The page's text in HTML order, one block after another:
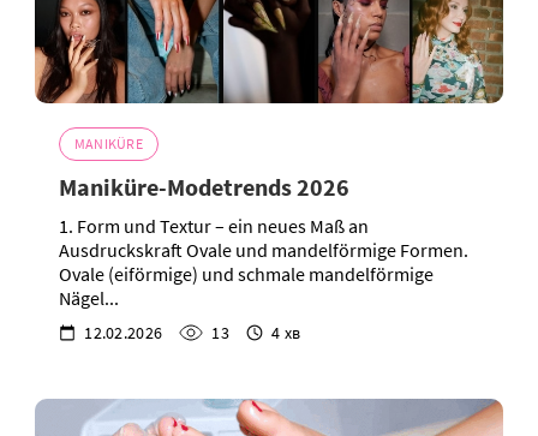
MANIKÜRE
Maniküre-Modetrends 2026
1. Form und Textur – ein neues Maß an
Ausdruckskraft Ovale und mandelförmige Formen.
Ovale (eiförmige) und schmale mandelförmige
Nägel...
12.02.2026 13 4 хв